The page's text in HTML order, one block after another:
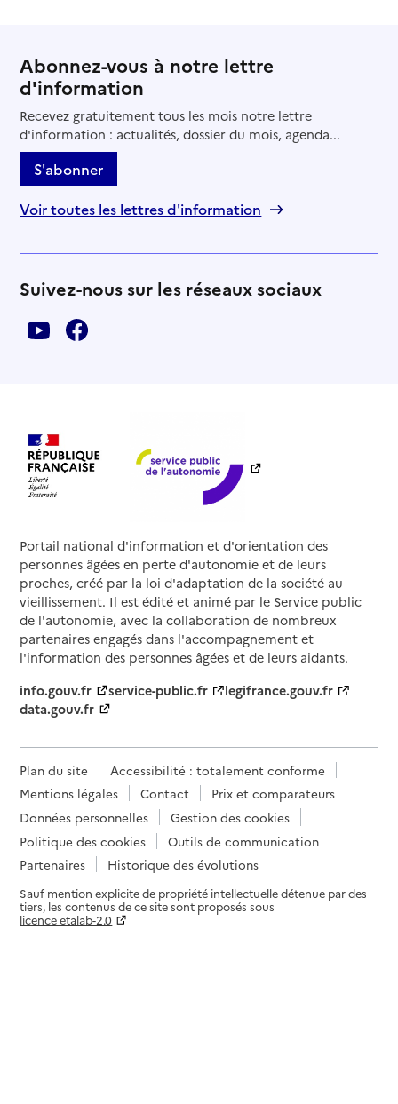
Abonnez-vous à notre lettre
d'information
Recevez gratuitement tous les mois notre lettre
d'information : actualités, dossier du mois, agenda...
S'abonner
Voir toutes les lettres d'information
Suivez-nous sur les réseaux sociaux
Portail national d'information et d'orientation des
personnes âgées en perte d'autonomie et de leurs
proches, créé par la loi d'adaptation de la société au
vieillissement. Il est édité et animé par le Service public
de l'autonomie, avec la collaboration de nombreux
partenaires engagés dans l'accompagnement et
l'information des personnes âgées et de leurs aidants.
info.gouv.fr
service-public.fr
legifrance.gouv.fr
data.gouv.fr
Plan du site
Accessibilité : totalement conforme
Mentions légales
Contact
Prix et comparateurs
Données personnelles
Gestion des cookies
Politique des cookies
Outils de communication
Partenaires
Historique des évolutions
Sauf mention explicite de propriété intellectuelle détenue par des
tiers, les contenus de ce site sont proposés sous
licence etalab-2.0